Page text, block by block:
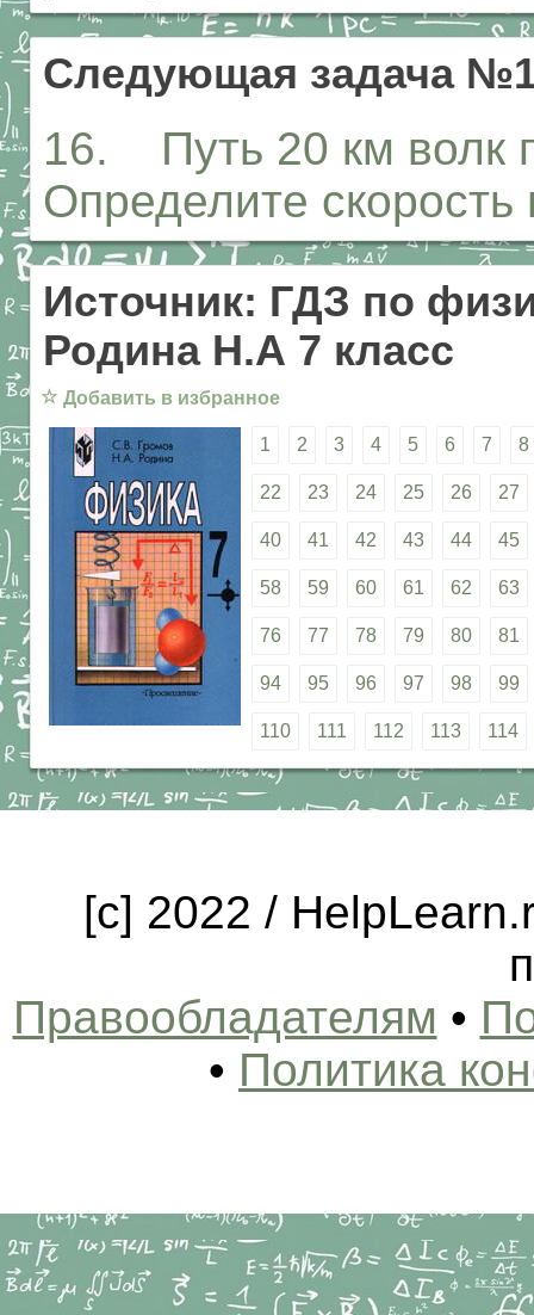
Следующая задача
16. Путь 20 км волк
Определите скорость
Источник: ГДЗ по
Родина Н.А 7 класс
☆ Добавить в избранное
1 2 3 4 5 6 7 8
22 23 24 25 26 27
40 41 42 43 44 45
58 59 60 61 62 63
76 77 78 79 80 81
94 95 96 97 98 99
110 111 112 113 114
[c] 2022 /
Правообладателям •
• Политика